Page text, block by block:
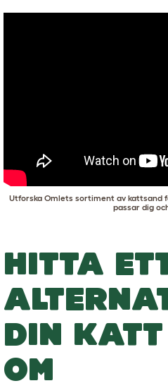
Utforska Omlets sortiment av kattsand
passar dig
HITTA
DIN
OM